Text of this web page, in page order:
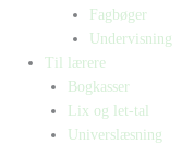
Fagbøger
Undervisning
Til lærere
Bogkasser
Lix og let-tal
Universlæsning